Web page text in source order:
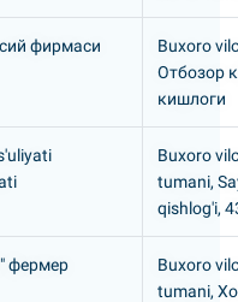
фирмаси
Buxoro
Отбозор
кишлоги
Buxoro
tumani,
qishlog'i,
фермер
Buxoro
tumani,